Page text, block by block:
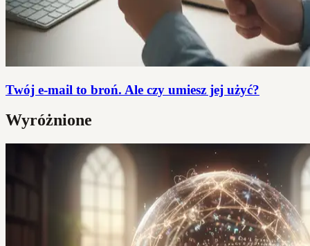
Twój e-mail to broń. Ale czy umiesz jej użyć?
Wyróżnione